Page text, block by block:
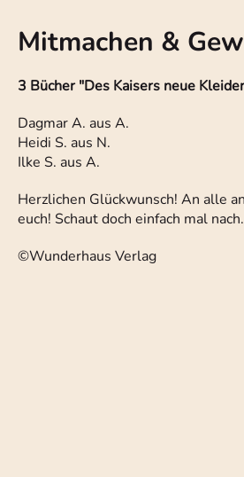
Mitmachen &
3 Bücher "Des Kaisers neue
Dagmar A. aus A.
Heidi S. aus N.
Ilke S. aus A.
Herzlichen Glückwunsch! An alle
euch! Schaut doch einfach mal nach.
©Wunderhaus Verlag